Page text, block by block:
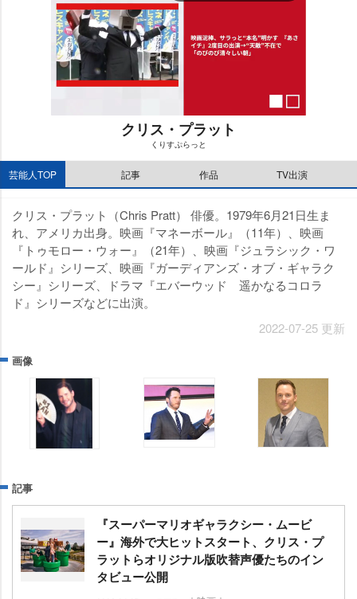
M
t
クリス・プラット
くりすぷらっと
芸能人TOP 記事 作品 TV出演
クリス・プラット（Chris Pratt） 俳優。1979年6月21日生ま
れ、アメリカ出身。映画『マネーボール』（11年）、映画
『トゥモロー・ウォー』（21年）、映画『ジュラシック・ワ
ールド』シリーズ、映画『ガーディアンズ・オブ・ギャラク
シー』シリーズ、ドラマ『エバーウッド 遥かなるコロラ
ド』シリーズなどに出演。
2022-07-25 更新
画像
記事
『スーパーマリオギャラクシー・ムービ
ー』海外で大ヒットスタート、クリス・プ
ラットらオリジナル版吹替声優たちのイン
タビュー公開